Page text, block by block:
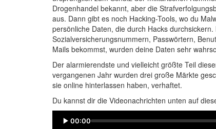
Drogenhandel bekannt, aber die
aus. Dann gibt es noch Hacking-Tools, wo du
persönliche Daten, die durch Hacks
Sozialversicherungsnummern, Passwörtern,
Mails bekommst, wurden deine Daten sehr
Der alarmierendste und vielleicht größte Teil
vergangenen Jahr wurden drei große Märkte
sie online hinterlassen haben, verhaftet.
Du kannst dir die Videonachrichten unten auf
00:00